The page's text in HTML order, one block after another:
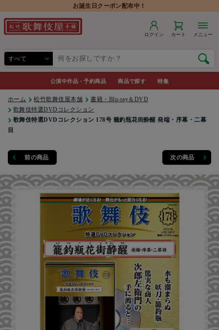
お誕生日クーポン配布中！
ログイン カート メニュー
公演中作品・予約商品 商品で探す 特集
ホーム 松竹歌舞伎屋本舗
書籍・Blu-ray＆DVD
歌舞伎特選DVDコレクション
歌舞伎特選DVDコレクション 178号 籠釣瓶花街酔醒 発端・序幕・二幕
目
前の商品 次の商品